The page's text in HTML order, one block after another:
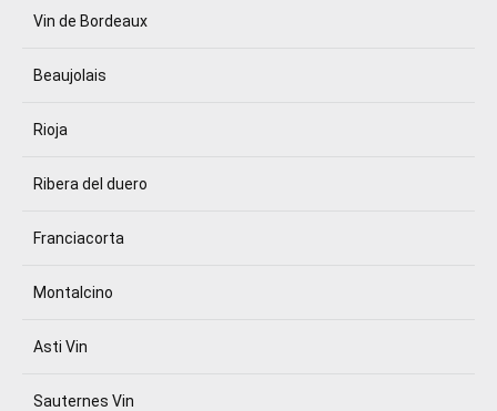
Vin de Bordeaux
Beaujolais
Rioja
Ribera del duero
Franciacorta
Montalcino
Asti Vin
Sauternes Vin